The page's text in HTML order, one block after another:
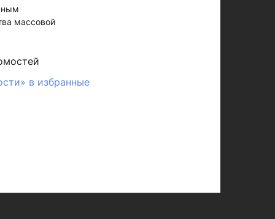
массовой
в избранные